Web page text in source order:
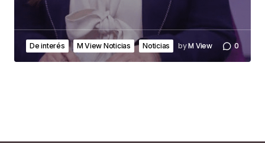
De interés M View Noticias Noticias byM View 0